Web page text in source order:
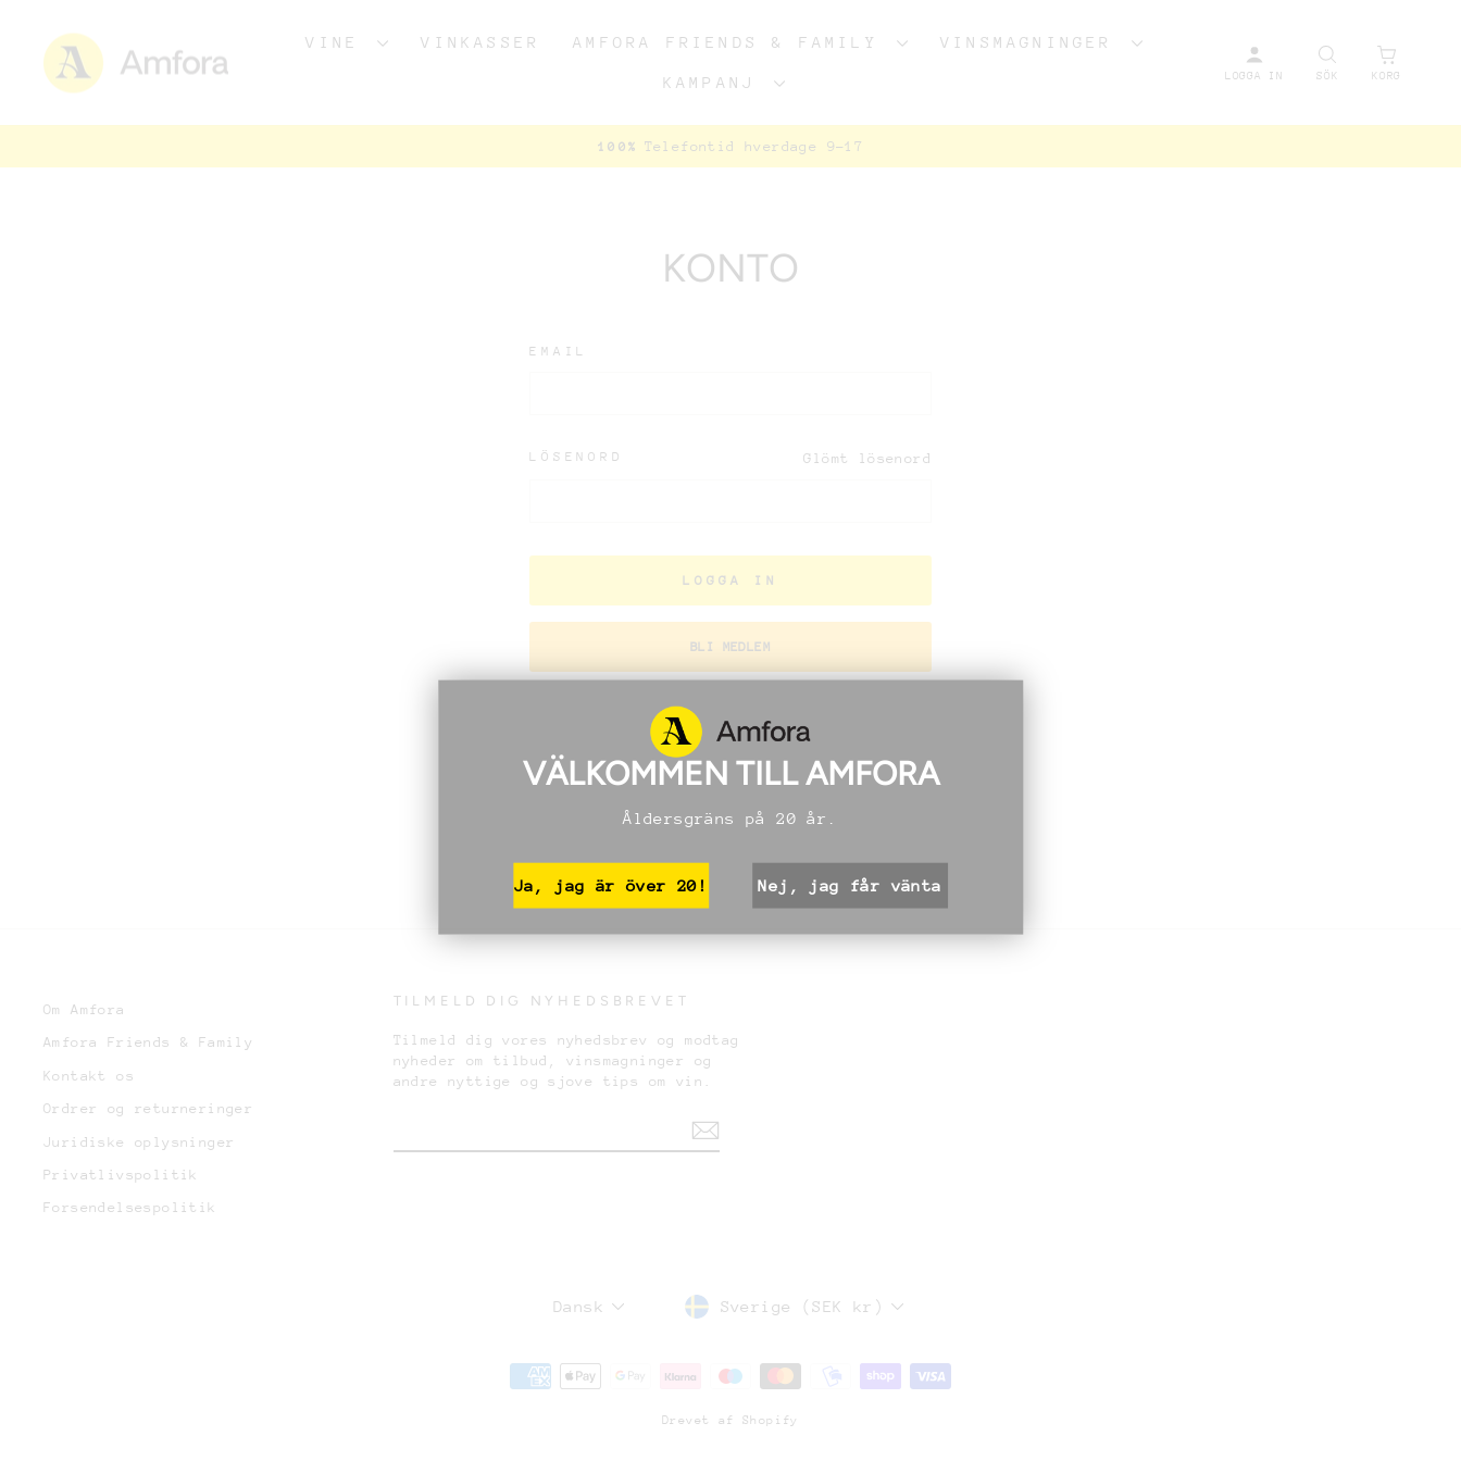
VINE VINKASSER AMFORA FRIENDS & FAMILY VINSMAGNINGER
KAMPANJ LOGGA IN SÖK KORG
Pausa
100% Telefontid hverdage 9-17
KONTO
EMAIL
LÖSENORD Glömt lösenord
LOGGA IN
BLI MEDLEM
Om Amfora
Amfora Friends & Family
Kontakt os
Ordrer og returneringer
Juridiske oplysninger
Privatlivspolitik
Forsendelsespolitik
TILMELD DIG NYHEDSBREVET
Tilmeld dig vores nyhedsbrev og modtag
nyheder om tilbud, vinsmagninger og
andre nyttige og sjove tips om vin.
Dansk Sverige (SEK kr)
Drevet af Shopify
VÄLKOMMEN TILL AMFORA
Åldersgräns på 20 år.
Ja, jag är över 20! Nej, jag får vänta